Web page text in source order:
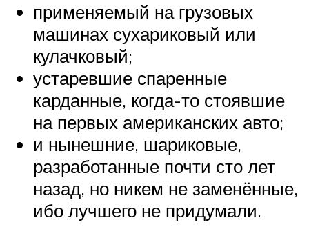
применяемый на грузовых
машинах сухариковый или
кулачковый;
устаревшие спаренные
карданные, когда-то стоявшие
на первых американских авто;
и нынешние, шариковые,
разработанные почти сто лет
назад, но никем не заменённые,
ибо лучшего не придумали.